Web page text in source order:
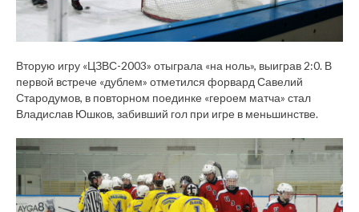
Вторую игру «ЦЗВС-2003» отыграла «на ноль», выиграв 2:0. В
первой встрече «дублем» отметился форвард Савелий
Стародумов, в повторном поединке «героем матча» стал
Владислав Юшков, забивший гол при игре в меньшинстве.